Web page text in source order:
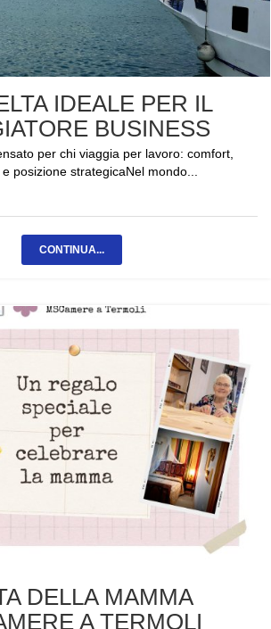
IDEALE PER IL
BUSINESS
per chi viaggia per lavoro: comfort,
posizione strategicaNel mondo...
CONTINUA...
DELLA MAMMA
A TERMOLI